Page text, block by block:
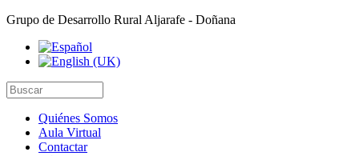
Grupo de Desarrollo Rural Aljarafe - Doñana
Quiénes Somos
Aula Virtual
Contactar